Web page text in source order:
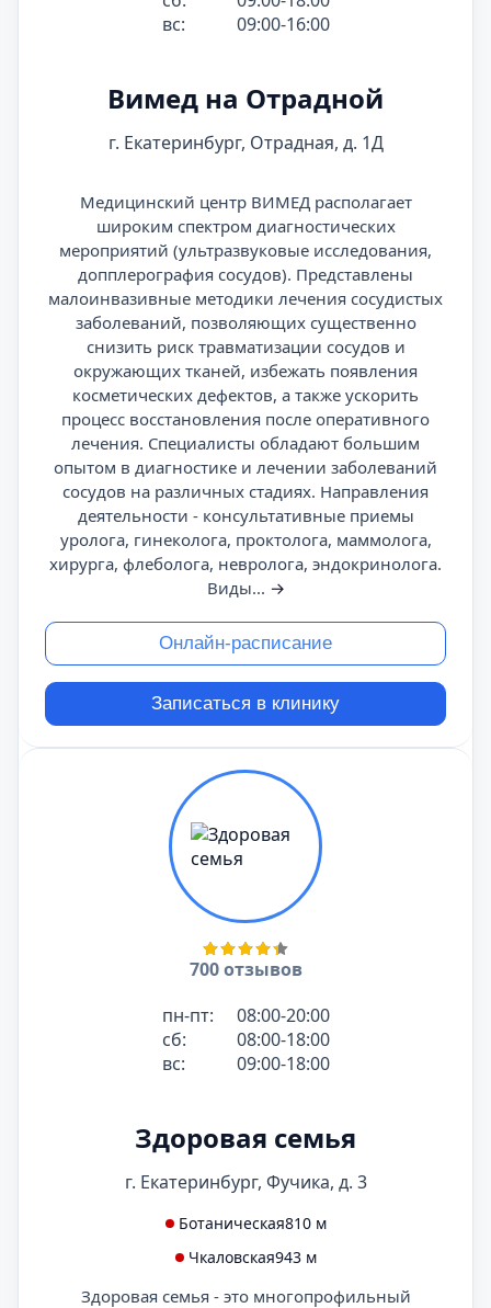
вс:
09:00-16:00
Вимед на Отрадной
г. Екатеринбург, Отрадная, д. 1Д
Медицинский центр ВИМЕД располагает
широким спектром диагностических
мероприятий (ультразвуковые исследования,
допплерография сосудов). Представлены
малоинвазивные методики лечения сосудистых
заболеваний, позволяющих существенно
снизить риск травматизации сосудов и
окружающих тканей, избежать появления
косметических дефектов, а также ускорить
процесс восстановления после оперативного
лечения. Специалисты обладают большим
опытом в диагностике и лечении заболеваний
сосудов на различных стадиях. Направления
деятельности - консультативные приемы
уролога, гинеколога, проктолога, маммолога,
хирурга, флеболога, невролога, эндокринолога.
Виды... →
Онлайн-расписание
Записаться в клинику
700 отзывов
пн-пт:
08:00-20:00
сб:
08:00-18:00
вс:
09:00-18:00
Здоровая семья
г. Екатеринбург, Фучика, д. 3
Ботаническая810 м
Чкаловская943 м
Здоровая семья - это многопрофильный